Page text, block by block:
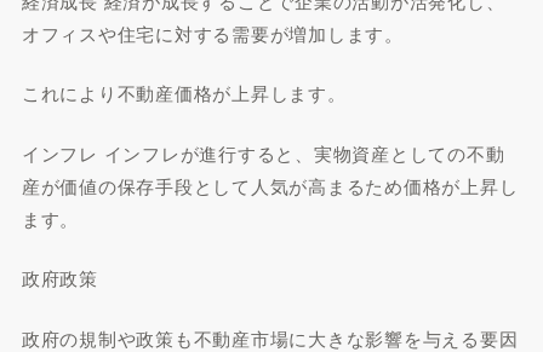
オフィスや住宅に対する需要が増加します。
これにより不動産価格が上昇します。
インフレ インフレが進行すると、実物資産としての不動
産が価値の保存手段として人気が高まるため価格が上昇し
ます。
政府政策
政府の規制や政策も不動産市場に大きな影響を与える要因